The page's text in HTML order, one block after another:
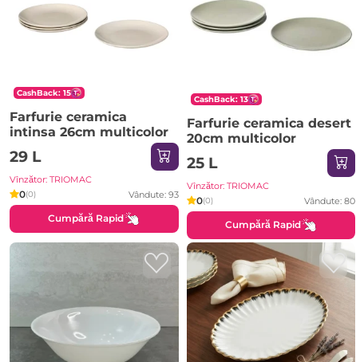
CashBack: 15
Farfurie ceramica
intinsa 26cm multicolor
29 L
Vînzător: TRIOMAC
0(0) Vândute: 93
Cumpără Rapid
CashBack: 13
Farfurie ceramica desert
20cm multicolor
25 L
Vînzător: TRIOMAC
0(0) Vândute: 80
Cumpără Rapid